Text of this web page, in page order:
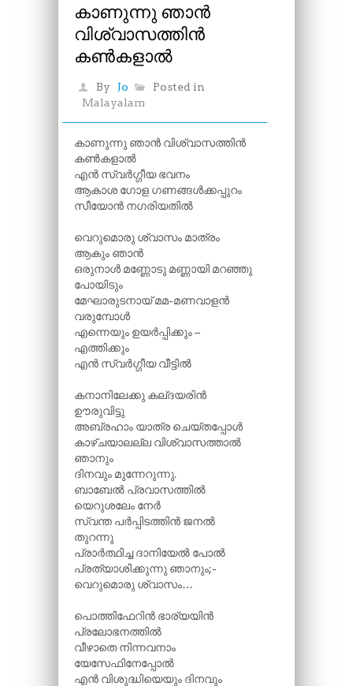
കാണുന്നു ഞാൻ
വിശ്വാസത്തിൻ
കൺകളാൽ
By Jo
Posted in
Malayalam
കാണുന്നു ഞാൻ വിശ്വാസത്തിൻ
കൺകളാൽ
എൻ സ്വർഗ്ഗീയ ഭവനം
ആകാശ ഗോള ഗണങ്ങൾക്കപ്പുറം
സീയോൻ നഗരിയതിൽ
വെറുമൊരു ശ്വാസം മാത്രം
ആകും ഞാൻ
ഒരുനാൾ മണ്ണോടു മണ്ണായി മറഞ്ഞു
പോയിടും
മേഘാരുടനായ് മമ-മണവാളൻ
വരുമ്പോൾ
എന്നെയും ഉയർപ്പിക്കും –
എത്തിക്കും
എൻ സ്വർഗ്ഗീയ വീട്ടിൽ
കനാനിലേക്കു കല്ദയരിൻ
ഊരുവിട്ടു
അബ്രഹാം യാത്ര ചെയ്തപ്പോൾ
കാഴ്ചയാലല്ല വിശ്വാസത്താൽ
ഞാനും
ദിനവും മുന്നേറുന്നു.
ബാബേൽ പ്രവാസത്തിൽ
യെറുശലേം നേർ
സ്വന്ത പർപ്പിടത്തിൻ ജനൽ
തുറന്നു
പ്രാർത്ഥിച്ച ദാനിയേൽ പോൽ
പ്രത്യാശിക്കുന്നു ഞാനും;-
വെറുമൊരു ശ്വാസം…
പൊത്തിഫേറിൻ ഭാര്യയിൻ
പ്രലോഭനത്തിൽ
വീഴാതെ നിന്നവനാം
യേസേഫിനേപ്പോൽ
എൻ വിശുദ്ധിയെയും ദിനവും